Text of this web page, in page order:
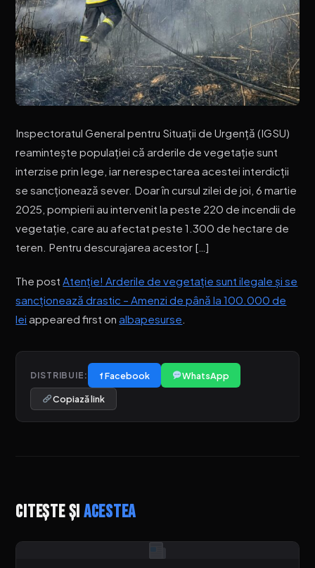
Inspectoratul General pentru Situații de Urgență (IGSU)
reamintește populației că arderile de vegetație sunt
interzise prin lege, iar nerespectarea acestei interdicții
se sancționează sever. Doar în cursul zilei de joi, 6 martie
2025, pompierii au intervenit la peste 220 de incendii de
vegetație, care au afectat peste 1.300 de hectare de
teren. Pentru descurajarea acestor […]
The postAtenție! Arderile de vegetație sunt ilegale și se
sancționează drastic – Amenzi de până la 100.000 de
lei appeared first onalbapesurse
DISTRIBUIE: f Facebook WhatsApp
Copiază link
Citește șiacestea